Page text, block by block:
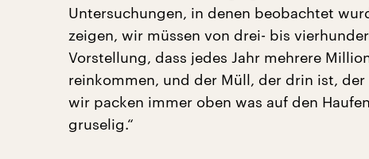
Untersuchungen, in denen beobachtet
zeigen, wir müssen von drei- bis
Vorstellung, dass jedes Jahr mehrere
reinkommen, und der Müll, der drin ist,
wir packen immer oben was auf den
gruselig.“